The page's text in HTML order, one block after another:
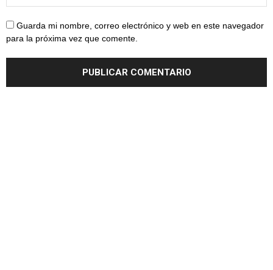
Guarda mi nombre, correo electrónico y web en este navegador
para la próxima vez que comente.